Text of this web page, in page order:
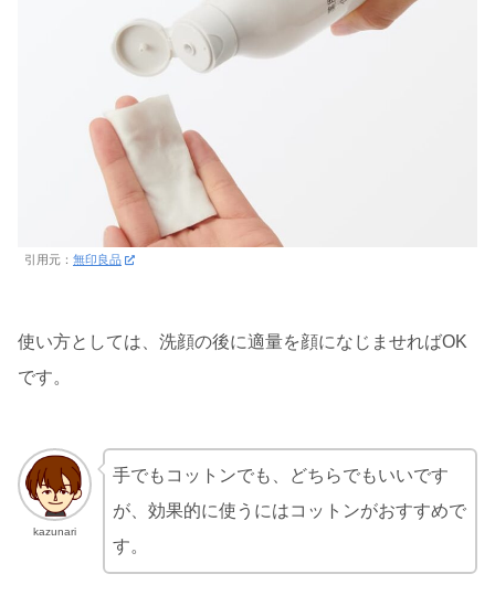
引用元： 無印良品
使い方としては、洗顔の後に適量を顔になじませればOK
です。
kazunari
手でもコットンでも、どちらでもいいです
が、効果的に使うにはコットンがおすすめで
す。